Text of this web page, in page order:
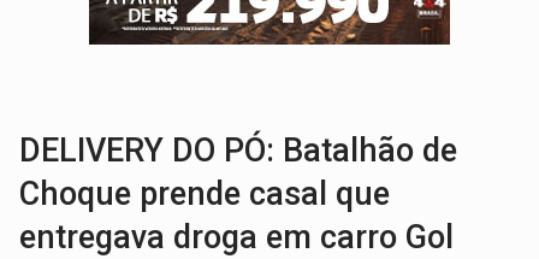
VÍDEO:Ladrão é filmado furtando moto na frente do bar
POLUIÇÃO E RISCOS:
DELIVERY DO PÓ: Batalhão de
Choque prende casal que
entregava droga em carro Gol